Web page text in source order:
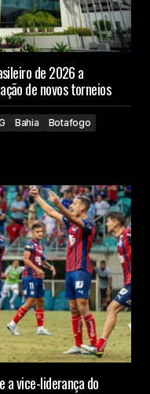
de 2026 a
de novos torneios
Bahia
Botafogo
a vice-liderança do